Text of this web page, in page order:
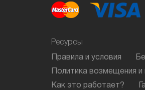
Ресурсы
Правила и условия
Политика возмещения и
Как это работает?